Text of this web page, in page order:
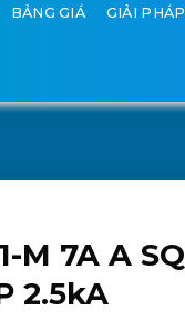
BẢNG GIÁ GIẢI PHÁP
M 7A A SQ
2.5kA